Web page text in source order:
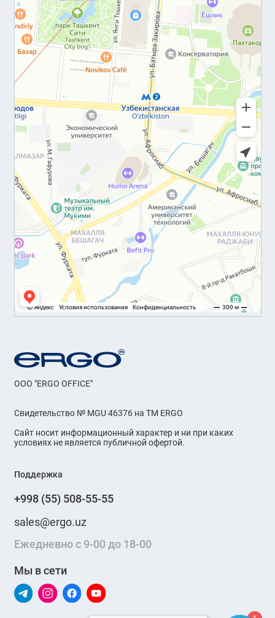
OOO "ERGO OFFICE"
Свидетельство № MGU 46376 на ТМ ERGO
Сайт носит информационный характер и ни при каких
условиях не является публичной офертой.
Поддержка
+998 (55) 508-55-55
sales@ergo.uz
Ежедневно с 9-00 до 18-00
Мы в сети